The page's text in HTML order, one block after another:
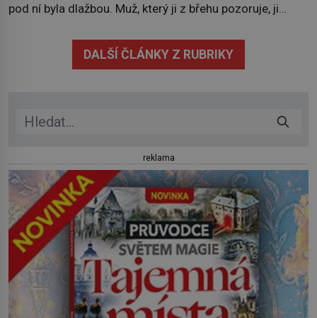
pod ní byla dlažbou. Muž, který ji z břehu pozoruje, ji
mrtvá celé století. Vesnice Kisiljevo v severovýchodním
Srbsku má s upíry nevyřízené účty. […]
DALŠÍ ČLÁNKY Z RUBRIKY
reklama